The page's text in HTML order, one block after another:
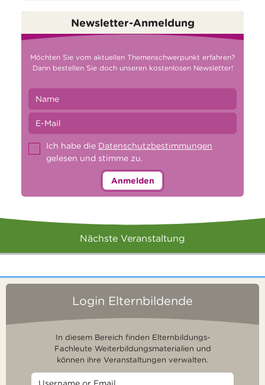
Newsletter-Anmeldung
Möchten Sie vom aktuellen Themenschwerpunkt erfahren?
Dann bestellen Sie doch unseren kostenlosen Newsletter!
Ich habe die Datenschutzbestimmungen
gelesen und stimme zu.
Anmelden
Nächste Veranstaltung
Login Elternbildende
In diesem Bereich finden Elternbildungs-
Fachleute Weiterbildungsmaterialien und
können ihre Veranstaltungen verwalten.